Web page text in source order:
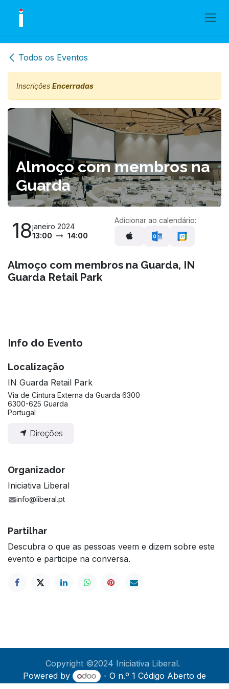
Skip to Content
Todos os Eventos
Inscrições Encerradas
Almoço com membros na
Guarda
18janeiro 2024
13:00
14:00
Adicionar ao calendário:
Almoço com membros na Guarda, IN
Guarda Retail Park
Info do Evento
Localização
IN Guarda Retail Park
Via de Cintura Externa da Guarda 6300
6300-625 Guarda
Portugal
Direções
Organizador
Iniciativa Liberal
info@liberal.pt
Partilhar
Descubra o que as pessoas veem e dizem sobre este
evento e participe na conversa.
Copyright ©2024 Iniciativa Liberal.​
Powered by
- O n.º 1 Código Aberto de